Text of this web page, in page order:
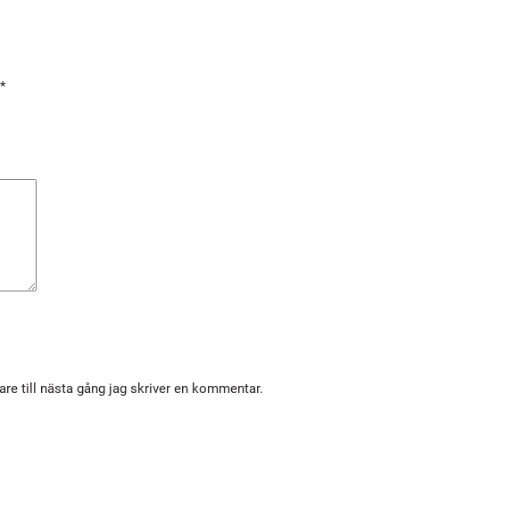
d
*
till nästa gång jag skriver en kommentar.